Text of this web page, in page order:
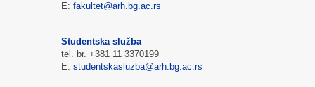
E: fakultet@arh.bg.ac.rs
Studentska služba
tel. br. +381 11 3370199
E: studentskasluzba@arh.bg.ac.rs